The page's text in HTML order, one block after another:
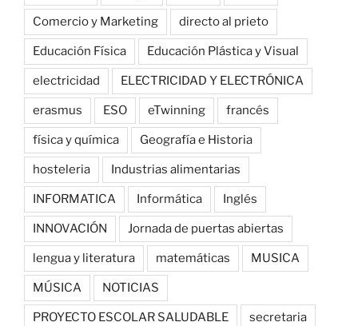
Comercio y Marketing directo al prieto
Educación Física Educación Plástica y Visual
electricidad ELECTRICIDAD Y ELECTRÓNICA
erasmus ESO eTwinning francés
física y química Geografía e Historia
hosteleria Industrias alimentarias
INFORMATICA Informática Inglés
INNOVACIÓN Jornada de puertas abiertas
lengua y literatura matemáticas MUSICA
MÚSICA NOTICIAS
PROYECTO ESCOLAR SALUDABLE secretaria